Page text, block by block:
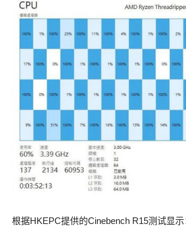
根据HKEPC提供的Cinebench R15测试显